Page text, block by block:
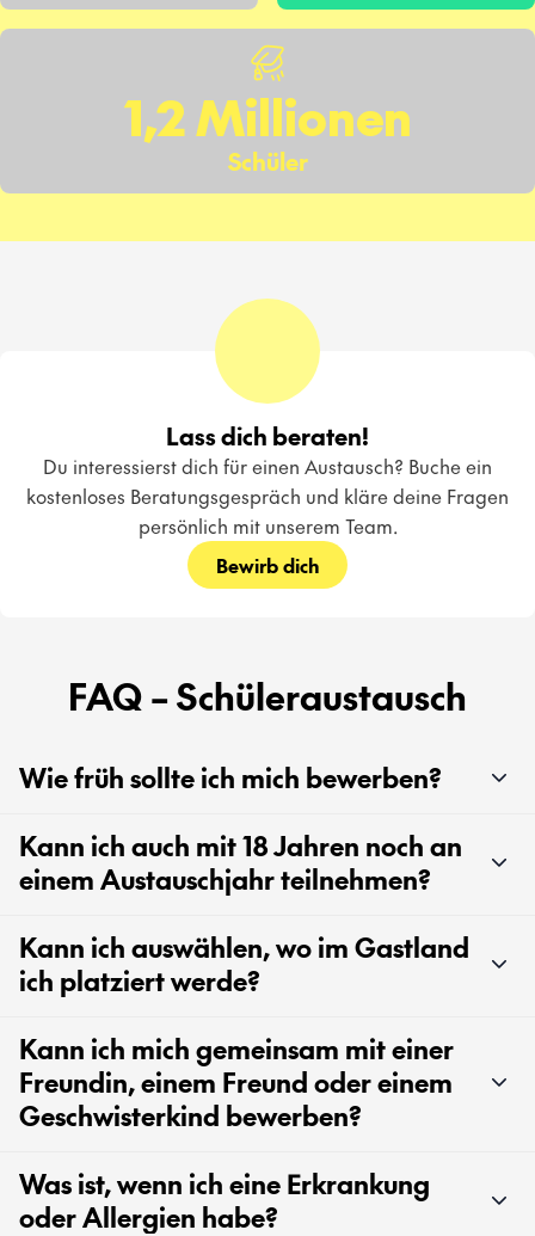
1,2 Millionen
Schüler
Lass dich beraten!
Du interessierst dich für einen Austausch? Buche ein
kostenloses Beratungsgespräch und kläre deine Fragen
persönlich mit unserem Team.
Bewirb dich
FAQ – Schüleraustausch
Wie früh sollte ich mich bewerben?
Kann ich auch mit 18 Jahren noch an
einem Austauschjahr teilnehmen?
Kann ich auswählen, wo im Gastland
ich platziert werde?
Kann ich mich gemeinsam mit einer
Freundin, einem Freund oder einem
Geschwisterkind bewerben?
Was ist, wenn ich eine Erkrankung
oder Allergien habe?